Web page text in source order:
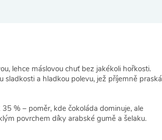
lehce máslovou chuť bez jakékoli hořkosti.
a hladkou polevu, jež příjemně praská
% – poměr, kde čokoláda dominuje, ale
povrchem díky arabské gumě a šelaku.